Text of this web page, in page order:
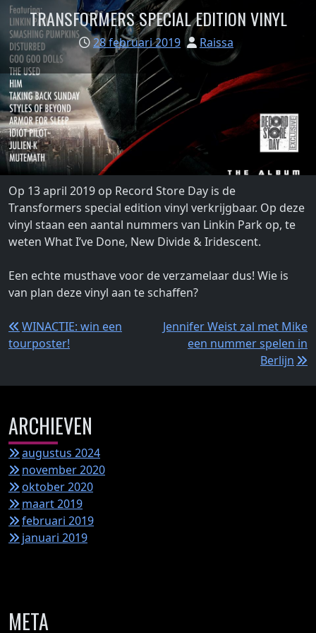
TRANSFORMERS SPECIAL EDITION VINYL
28 februari 2019 Raissa
‪Op 13 april 2019 op Record Store Day is de
Transformers special edition vinyl verkrijgbaar. Op deze
vinyl staan een aantal nummers van Linkin Park op, te
weten What I’ve Done, New Divide & Iridescent. ‬
Een echte musthave voor de verzamelaar dus! Wie is
van plan deze vinyl aan te schaffen?
Bericht
navigatie
WINACTIE: win een
tourposter!
Jennifer Weist zal met Mike
een nummer spelen in
Berlijn
ARCHIEVEN
augustus 2024
november 2020
oktober 2020
maart 2019
februari 2019
januari 2019
META